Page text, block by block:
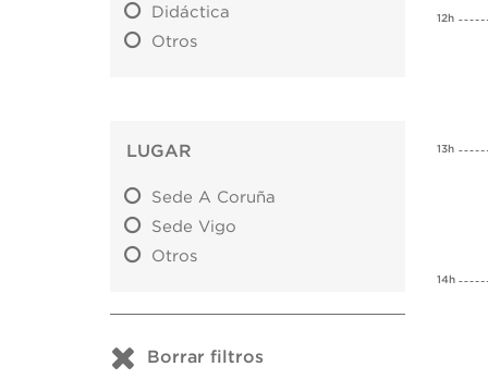
Didáctica
Otros
LUGAR
Sede A Coruña
Sede Vigo
Otros
Borrar filtros
12h
13h
14h